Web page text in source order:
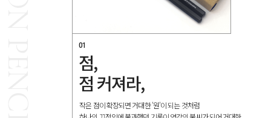
01
점,
점 커져라,
작은 점이 확장되면 거대한 '원'이 되는 것처럼